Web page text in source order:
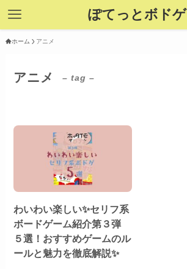
ぽてっとボドゲ
ホーム アニメ
アニメ – tag –
わいわい楽しい✨セリフ系
ボードゲーム紹介第３弾
５選！おすすめゲームのル
ールと魅力を徹底解説✨